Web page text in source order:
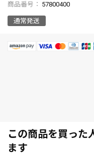
商品番号
57800400
通常発送
この商品を買った
ます